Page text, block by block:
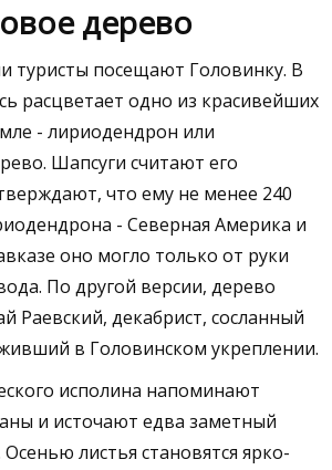
дерево
туристы посещают Головинку. В
расцветает одно из красивейших
- лириодендрон или
Шапсуги считают его
что ему не менее 240
- Северная Америка и
оно могло только от руки
По другой версии, дерево
Раевский, декабрист, сосланный
в Головинском укреплении.
о Тюльпановом дереве
исполина напоминают
и источают едва заметный
листья становятся ярко-